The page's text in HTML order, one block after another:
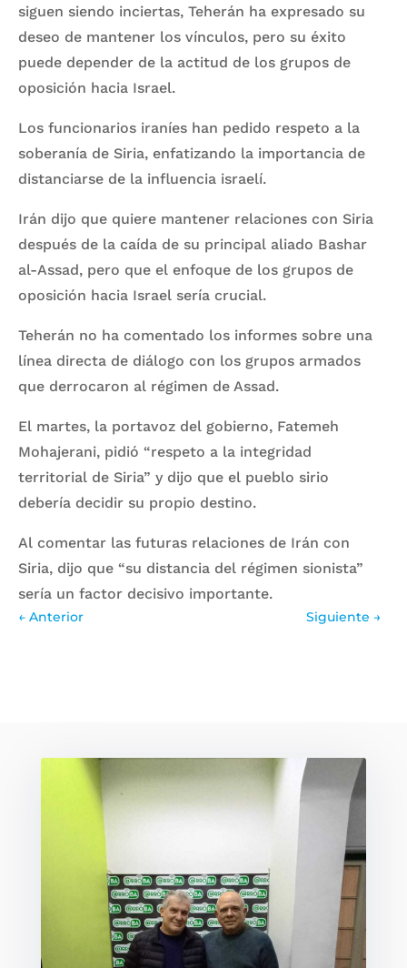
siguen siendo inciertas, Teherán ha expresado su
deseo de mantener los vínculos, pero su éxito
puede depender de la actitud de los grupos de
oposición hacia Israel.
Los funcionarios iraníes han pedido respeto a la
soberanía de Siria, enfatizando la importancia de
distanciarse de la influencia israelí.
Irán dijo que quiere mantener relaciones con Siria
después de la caída de su principal aliado Bashar
al-Assad, pero que el enfoque de los grupos de
oposición hacia Israel sería crucial.
Teherán no ha comentado los informes sobre una
línea directa de diálogo con los grupos armados
que derrocaron al régimen de Assad.
El martes, la portavoz del gobierno, Fatemeh
Mohajerani, pidió “respeto a la integridad
territorial de Siria” y dijo que el pueblo sirio
debería decidir su propio destino.
Al comentar las futuras relaciones de Irán con
Siria, dijo que “su distancia del régimen sionista”
sería un factor decisivo importante.
← Anterior Siguiente →